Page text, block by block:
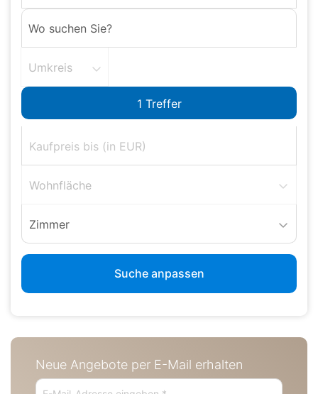
Umkreis
Wohnfläche
Zimmer
Suche anpassen
Neue Angebote per E-Mail erhalten